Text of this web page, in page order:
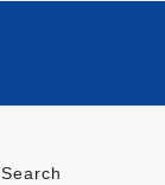
Search